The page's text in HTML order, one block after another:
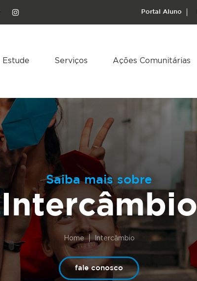
Portal Aluno
Estude Serviços Ações Comunitárias
Saiba mais sobre
Intercâmbio
Home Intercâmbio
fale conosco